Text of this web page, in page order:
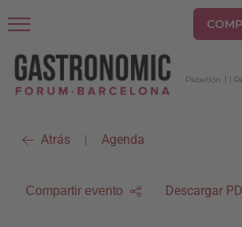
Pabellón 1 |
Atrás | Agenda
Compartir evento Descargar